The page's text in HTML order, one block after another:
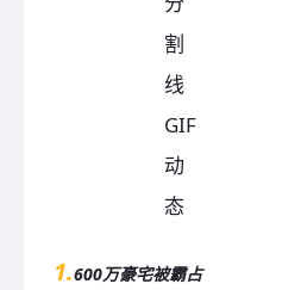
1.600万豪宅被霸占